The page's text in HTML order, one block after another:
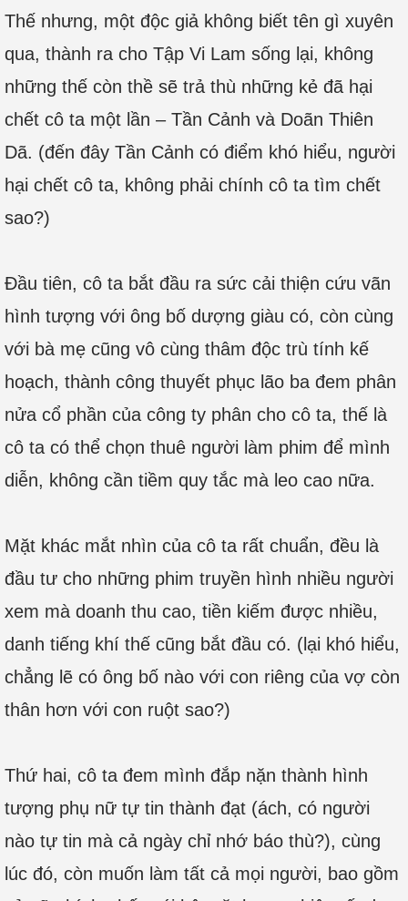
Thế nhưng, một độc giả không biết tên gì xuyên
qua, thành ra cho Tập Vi Lam sống lại, không
những thế còn thề sẽ trả thù những kẻ đã hại
chết cô ta một lần – Tần Cảnh và Doãn Thiên
Dã. (đến đây Tần Cảnh có điểm khó hiểu, người
hại chết cô ta, không phải chính cô ta tìm chết
sao?)
Đầu tiên, cô ta bắt đầu ra sức cải thiện cứu vãn
hình tượng với ông bố dượng giàu có, còn cùng
với bà mẹ cũng vô cùng thâm độc trù tính kế
hoạch, thành công thuyết phục lão ba đem phân
nửa cổ phần của công ty phân cho cô ta, thế là
cô ta có thể chọn thuê người làm phim để mình
diễn, không cần tiềm quy tắc mà leo cao nữa.
Mặt khác mắt nhìn của cô ta rất chuẩn, đều là
đầu tư cho những phim truyền hình nhiều người
xem mà doanh thu cao, tiền kiếm được nhiều,
danh tiếng khí thế cũng bắt đầu có. (lại khó hiểu,
chẳng lẽ có ông bố nào với con riêng của vợ còn
thân hơn với con ruột sao?)
Thứ hai, cô ta đem mình đắp nặn thành hình
tượng phụ nữ tự tin thành đạt (ách, có người
nào tự tin mà cả ngày chỉ nhớ báo thù?), cùng
lúc đó, còn muốn làm tất cả mọi người, bao gồm